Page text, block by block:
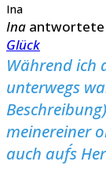
Ina
Ina
Glück
Während ich
unterwegs
meinereiner
auch auf´s